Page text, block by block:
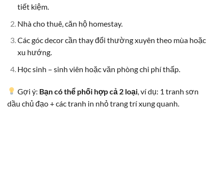
tiết kiệm.
Nhà cho thuê, căn hộ homestay.
Các góc decor cần thay đổi thường xuyên theo mùa hoặc
xu hướng.
Học sinh – sinh viên hoặc văn phòng chi phí thấp.
Gợi ý: Bạn có thể phối hợp cả 2 loại , ví dụ: 1 tranh sơn
dầu chủ đạo + các tranh in nhỏ trang trí xung quanh.